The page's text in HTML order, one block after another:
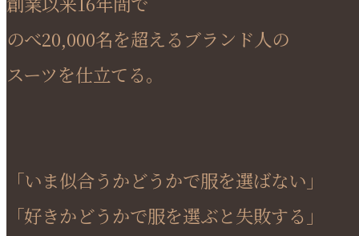
のべ20,000名を超えるブランド人の
スーツを仕立てる。
「いま似合うかどうかで服を選ばない」
「好きかどうかで服を選ぶと失敗する」